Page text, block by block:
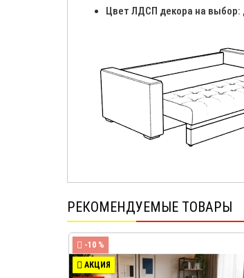
Цвет ЛДСП декора на
РЕКОМЕНДУЕМЫЕ ТОВАРЫ
-10 %
АКЦИЯ